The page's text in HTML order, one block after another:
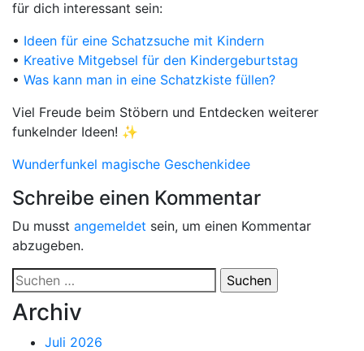
für dich interessant sein:
• Ideen für eine Schatzsuche mit Kindern
• Kreative Mitgebsel für den Kindergeburtstag
• Was kann man in eine Schatzkiste füllen?
Viel Freude beim Stöbern und Entdecken weiterer
funkelnder Ideen! ✨
Wunderfunkel magische Geschenkidee
Schreibe einen Kommentar
Du musst angemeldet sein, um einen Kommentar
abzugeben.
Suchen
nach:
Archiv
Juli 2026